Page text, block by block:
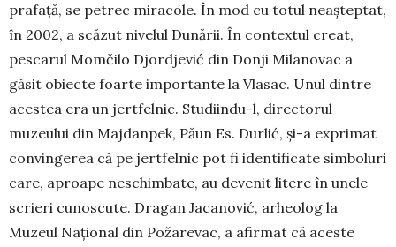
prafaţă, se petrec mi­racole. În mod cu totul neaşteptat,
în 2002, a scăzut nivelul Du­nării. În contextul creat,
pescarul Mom­čilo Djordjević din Donji Milano­vac a
găsit obiecte foarte importante la Vlasac. Unul dintre
acestea era un jert­felnic. Stu­diindu-l, directorul
muzeului din Majdan­pek, Păun Es. Durlić, şi-a expri­mat
con­vin­gerea că pe jert­felnic pot fi iden­ti­ficate sim­bo­luri
care, aproa­pe ne­schimbate, au de­venit litere în unele
scrieri cu­noscute. Dragan Jaca­nović, arheolog la
Muzeul Naţional din Poža­re­vac, a afir­mat că aceste